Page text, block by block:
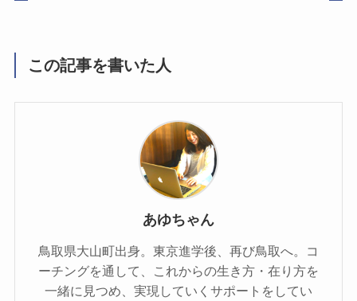
この記事を書いた人
あゆちゃん
鳥取県大山町出身。東京進学後、再び鳥取へ。コ
ーチングを通して、これからの生き方・在り方を
一緒に見つめ、実現していくサポートをしてい